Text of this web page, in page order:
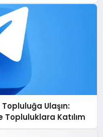
Ulaşın:
Katılım